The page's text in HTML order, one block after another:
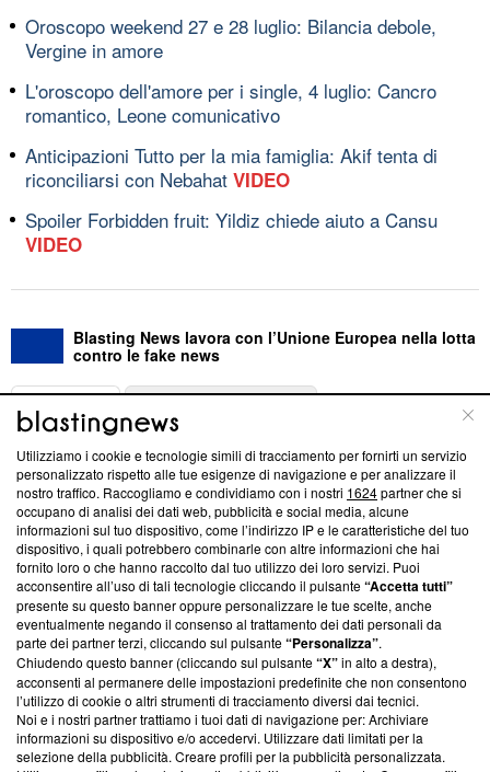
Oroscopo weekend 27 e 28 luglio: Bilancia debole,
Vergine in amore
L'oroscopo dell'amore per i single, 4 luglio: Cancro
romantico, Leone comunicativo
Anticipazioni Tutto per la mia famiglia: Akif tenta di
riconciliarsi con Nebahat VIDEO
Spoiler Forbidden fruit: Yildiz chiede aiuto a Cansu
VIDEO
Blasting News lavora con l’Unione Europea nella lotta
contro le fake news
ABOUT
Questa sezione offre informazioni trasparenti su Blasting
News, sui nostri processi editoriali e su come ci impegniamo a
creare news di qualità. Inoltre, afferma la nostra aderenza a
‘Trust Project - News with Integrity’Blasting News non è
ancora membro del programma, ma ha richiesto di farne
parte; Trust Project non ha ancora effettuato una verifica di
conformità agli standard.
Su di noi
Team editoriale
Corporate
Redazione
Utilizziamo i cookie e tecnologie simili di tracciamento per fornirti un servizio
personalizzato rispetto alle tue esigenze di navigazione e per analizzare il
nostro traffico. Raccogliamo e condividiamo con i nostri 1624partner che si
occupano di analisi dei dati web, pubblicità e social media, alcune
informazioni sul tuo dispositivo, come l’indirizzo IP e le caratteristiche del tuo
dispositivo, i quali potrebbero combinarle con altre informazioni che hai
fornito loro o che hanno raccolto dal tuo utilizzo dei loro servizi. Puoi
acconsentire all’uso di tali tecnologie cliccando il pulsante“Accetta tutti”
presente su questo banner oppure personalizzare le tue scelte, anche
eventualmente negando il consenso al trattamento dei dati personali da
parte dei partner terzi, cliccando sul pulsante“Personalizza”.
Chiudendo questo banner (cliccando sul pulsante“X”in alto a destra),
acconsenti al permanere delle impostazioni predefinite che non consentono
l’utilizzo di cookie o altri strumenti di tracciamento diversi dai tecnici.
Noi e i nostri partner trattiamo i tuoi dati di navigazione per: Archiviare
informazioni su dispositivo e/o accedervi. Utilizzare dati limitati per la
selezione della pubblicità. Creare profili per la pubblicità personalizzata.